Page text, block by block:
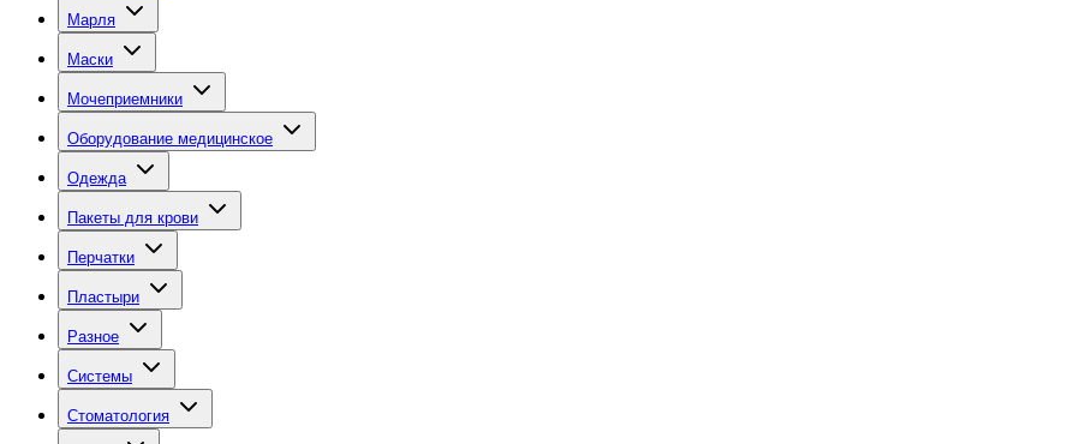
Марля
Маски
Мочеприемники
Оборудование медицинское
Одежда
Пакеты для крови
Перчатки
Пластыри
Разное
Системы
Стоматология